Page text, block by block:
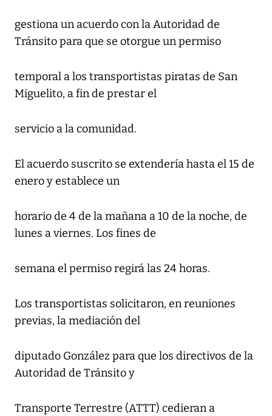
gestiona un acuerdo con la Autoridad de
Tránsito para que se otorgue un permiso
temporal a los transportistas piratas de San
Miguelito, a fin de prestar el
servicio a la comunidad.
El acuerdo suscrito se extendería hasta el 15 de
enero y establece un
horario de 4 de la mañana a 10 de la noche, de
lunes a viernes. Los fines de
semana el permiso regirá las 24 horas.
Los transportistas solicitaron, en reuniones
previas, la mediación del
diputado González para que los directivos de la
Autoridad de Tránsito y
Transporte Terrestre (ATTT) cedieran a